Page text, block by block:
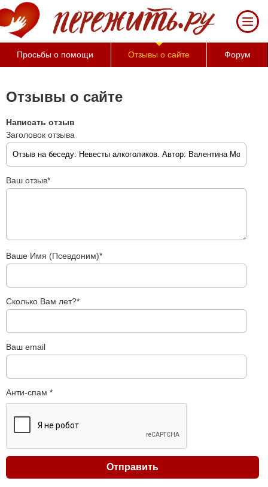
Просьбы о помощи Отзывы о сайте Форум
Отзывы о сайте
Написать отзыв
Заголовок отзыва
Ваш отзыв*
Ваше Имя (Псевдоним)*
Сколько Вам лет?*
Ваш email
Анти-спам *